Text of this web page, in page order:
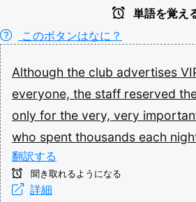
単語を覚え
このボタンはなに？
Although the club advertises
everyone, the staff reserved
only for the very, very
who spent thousands each
翻訳する
聞き取れるようになる
詳細